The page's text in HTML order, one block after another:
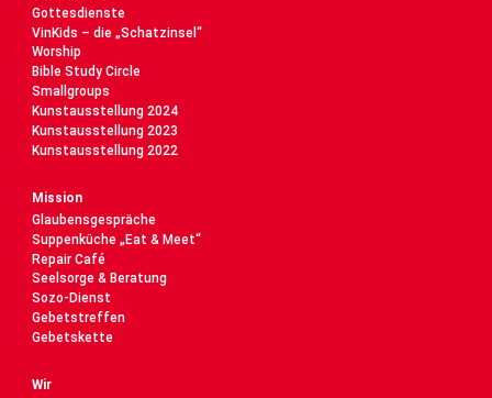
Gottesdienste
VinKids – die „Schatzinsel“
Worship
Bible Study Circle
Smallgroups
Kunstausstellung 2024
Kunstausstellung 2023
Kunstausstellung 2022
Mission
Glaubensgespräche
Suppenküche „Eat & Meet“
Repair Café
Seelsorge & Beratung
Sozo-Dienst
Gebetstreffen
Gebetskette
Wir